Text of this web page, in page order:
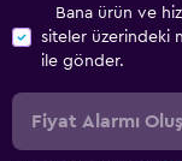
Bana ürün ve
siteler üzerindeki
ile gönder.
Fiyat Alarmı